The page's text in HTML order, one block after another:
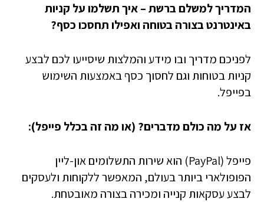
המדריך למשלם ברשת – איך תשלמו על קניות
באינטרנט בצורה בטוחה ואפילו תחסכו כסף?
לפניכם מדריך ובו מידע והמלצות שיסייעו לכם לבצע
קניות בטוחות וגם לחסוך כסף באמצעות השימוש
בפייפל.
אז על מה כולם מדברים? (או מה זה בכלל פייפל):
פייפל (PayPal) הוא שירות התשלומים און-ליין
הפופולארי ביותר בעולם, המאפשר ללקוחות ולעסקים
לבצע עסקאות קנייה ומכירה בצורה מאובטחת.